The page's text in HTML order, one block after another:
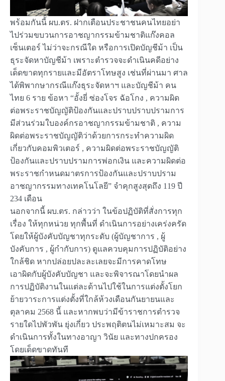
พร้อมกันนี้ ผบ.ตร. ฝากเตือนประชาชนคนไทยอย่า
ไปร่วมขบวนการอาชญากรรมข้ามชาติแก๊งคอล
เซ็นเตอร์ ไม่ว่าจะกรณีใด หรือการเปิดบัญชีม้า เป็น
ธุระจัดหาบัญชีม้า เพราะตำรวจจะดำเนินคดีอย่าง
เด็ดขาดทุกรายและมีอัตราโทษสูง เช่นที่ผ่านมา ศาล
ได้พิพากษากรณีแก๊งธุระจัดหาฯ และบัญชีม้า คน
ไทย 6 ราย ข้อหา “อั้งยี่ ซ่องโจร ฉัอโกง , ความผิด
ต่อพระราชบัญญัติป้องกันและปราบปราบปรามการ
มีส่วนร่วมใบองค์กรอาชญากรรมข้ามชาติ , ความ
ผิดต่อพระราชบัญญัติว่าด้วยการกระทำความผิด
เกี่ยวกับคอมพิวเตอร์ , ความผิดต่อพระราชบัญญัติ
ป้องกันและปราบปรามการพ่อกเงิน และความผิดต่อ
พระราชกำหนดมาตรการป้องกันและปราบปราม
อาชญากรรมทางเทคโนโลยี” จำคุกสูงสุดถึง 119 ปี
234 เดือน
นอกจากนี้ ผบ.ตร. กล่าวว่า ในข้อปฏิบัติที่สั่งการทุก
เรื่อง ให้ทุกหน่วย ทุกพื้นที่ ดำเนินการอย่างเคร่งครัด
โดยให้ผู้บังคับบัญชาทุกระดับ (ผู้บัญชาการ , ผู้
บังคับการ , ผู้กำกับการ) ดูแลควบคุมการปฏิบัติอย่าง
ใกล้ชิด หากปล่อยปละละเลยจะมีการคาดโทษ
เอาผิดกับผู้บังคับบัญชา และจะพิจารณาโดยนำผล
การปฏิบัติงานในแต่ละด้านไปใช้ในการแต่งตั้งโยก
ย้ายวาระการแต่งตั้งที่ใกล้ห้วงเดือนกันยายนและ
ตุลาคม 2568 นี้ และหากพบว่ามีข้าราชการตำรวจ
รายใดไปพัวพัน ยุ่งเกี่ยว ประพฤติตนไม่เหมาะสม จะ
ดำเนินการทั้งในทางอาญา วินัย และทางปกครอง
โดยเด็ดขาดทันที